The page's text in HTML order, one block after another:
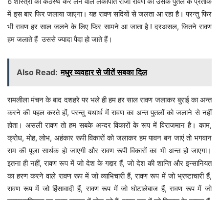
में इस बार फिर जलाया जाएगा। यह रावण सदियों से जलता आ रहा है। परन्तु फिर
भी रावण हर साल जलने के लिए फिर सामने आ जाता है ! दरअसल, जितने रावण
हम जलाते हैं उससे ज्यादा पैदा हो जाते हैं।
Also Read: मधुर व्यवहार से जीतें सबका दिल
रामलीला मंचन के बाद दशहरे पर भले ही हम हर साल रावण जलाकर बुराई का अन्त
करने की पहल करते हों, परन्तु यथार्थ में रावण का अन्त पुतलों को जलाने से नहीं
होता। असली रावण तो हम सबके अन्दर विकारों के रूप में विराजमान है। काम,
क्रोध, मोह, लोभ, अहंकार रूपी विकारों को जलाकर हम पावन बन जाएं तो भगवान
राम की पूजा सार्थक हो जाएगी और रावण रूपी विकारों का भी अन्त हो जाएगा।
इतना ही नहीं, रावण रूप में जो देश के गद्दार हैं, जो देश की शान्ति और इन्सानियत
का हरण करने वाले रावण रूप में जो व्याभिचारी हैं, रावण रूप में जो भ्रष्टाचारी हैं,
रावण रूप में जो हिंसावादी हैं, रावण रूप में जो घोटालेबाज हैं, रावण रूप में जो